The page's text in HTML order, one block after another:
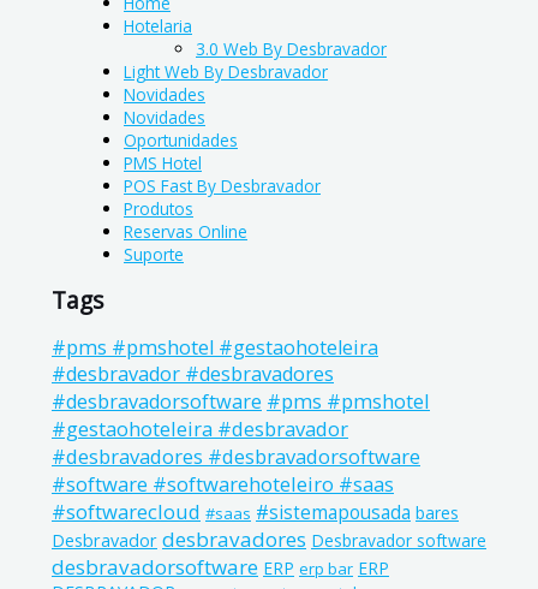
Hotelaria
3.0 Web By Desbravador
Light Web By Desbravador
Novidades
Novidades
Oportunidades
PMS Hotel
POS Fast By Desbravador
Produtos
Reservas Online
Suporte
Tags
#pms #pmshotel #gestaohoteleira
#desbravador #desbravadores
#desbravadorsoftware #pms #pmshotel
#gestaohoteleira #desbravador
#desbravadores #desbravadorsoftware
#software #softwarehoteleiro #saas
#softwarecloud #saas #sistemapousada bares
Desbravador desbravadores Desbravador software
desbravadorsoftware ERP erp bar ERP